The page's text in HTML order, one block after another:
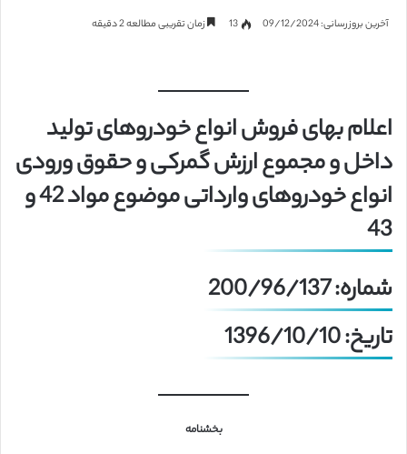
آخرین بروزرسانی: 09/12/2024 13 زمان تقریبی مطالعه 2 دقیقه
اعلام بهای فروش انواع خودروهای تولید
داخل و مجموع ارزش گمرکی و حقوق ورودی
انواع خودروهای وارداتی موضوع مواد 42 و
43
شماره: 200/96/137
تاریخ: 1396/10/10
بخشنامه